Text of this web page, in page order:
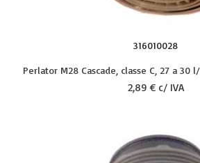
316010028
Perlator M28 Cascade, classe C, 27 a 30
2,89 € c/ IVA